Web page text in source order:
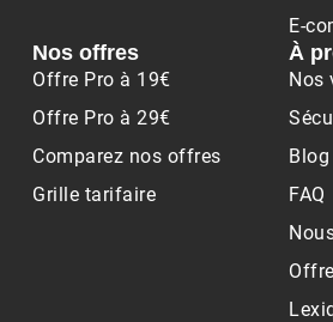
E-
Nos offres
Offre Pro à 19€
Offre Pro à 29€
Comparez nos offres
Grille tarifaire
À
Nos
Blog
FAQ